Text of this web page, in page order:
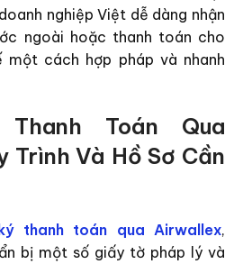
nghiệp Việt dễ dàng nhận
ngoài hoặc thanh toán cho
cách hợp pháp và nhanh
Toán Qua
Trình Và Hồ Sơ Cần
thanh toán qua Airwallex,
bị một số giấy tờ pháp lý và